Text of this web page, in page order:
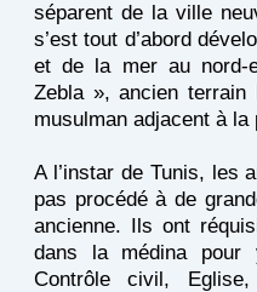
séparent de la ville
s’est tout d’abord
et de la mer au nord-
Zebla », ancien
musulman adjacent à
A l’instar de Tunis, les
pas procédé à de
ancienne. Ils ont
dans la médina
Contrôle civil,